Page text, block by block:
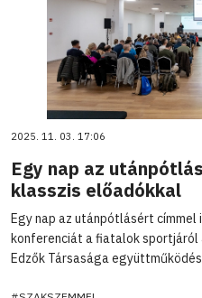
2025. 11. 03. 17:06
Egy nap az
klasszis előadókkal
Egy nap az utánpótlásért címmel
konferenciát a fiatalok sportjáról
Edzők Társasága